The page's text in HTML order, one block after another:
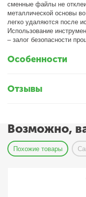
сменные файлы не
металлической основы
легко удаляются после
Использование
– залог безопасности
Особенности
Отзывы
Возможно,
Похожие товары